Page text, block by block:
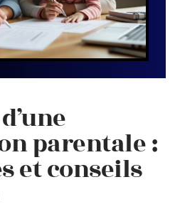
parentale :
et conseils